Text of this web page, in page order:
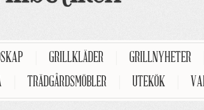
GRILLKLÄDER GRILLNYHETER
TRÄDGÅRDSMÖBLER UTEKÖK